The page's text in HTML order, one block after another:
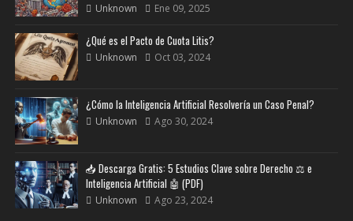
Unknown Ene 09, 2025
¿Qué es el Pacto de Cuota Litis?
Unknown Oct 03, 2024
¿Cómo la Inteligencia Artificial Resolvería un Caso Penal?
Unknown Ago 30, 2024
📥 Descarga Gratis: 5 Estudios Clave sobre Derecho ⚖️ e
Inteligencia Artificial 🤖 (PDF)
Unknown Ago 23, 2024